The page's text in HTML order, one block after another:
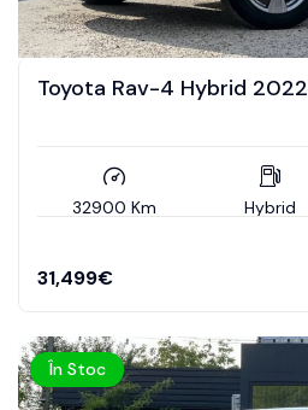
Toyota Rav-4 Hybrid 2022
32900 Km Hybrid
31,499€
În Stoc